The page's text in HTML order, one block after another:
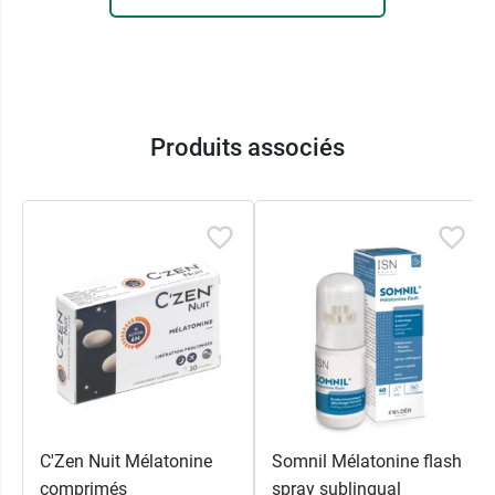
SICOBEL
Produits associés
C'Zen Nuit Mélatonine
comprimés
Somnil Mélatonine flash
spray sublingual